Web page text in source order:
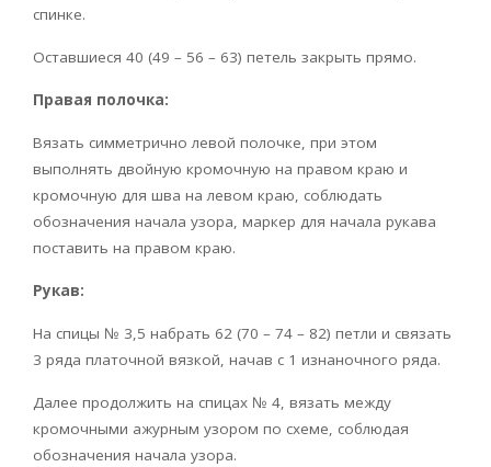
спинке.
Оставшиеся 40 (49 – 56 – 63) петель закрыть прямо.
Правая полочка:
Вязать симметрично левой полочке, при этом
выполнять двойную кромочную на правом краю и
кромочную для шва на левом краю, соблюдать
обозначения начала узора, маркер для начала рукава
поставить на правом краю.
Рукав:
На спицы № 3,5 набрать 62 (70 – 74 – 82) петли и связать
3 ряда платочной вязкой, начав с 1 изнаночного ряда.
Далее продолжить на спицах № 4, вязать между
кромочными ажурным узором по схеме, соблюдая
обозначения начала узора.